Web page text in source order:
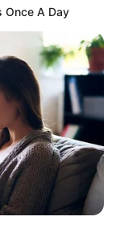
Aposentadoria, 3
.
em
e de Combate
possível unificar as
sem usar as redes
da luta nacional.
Once A Day